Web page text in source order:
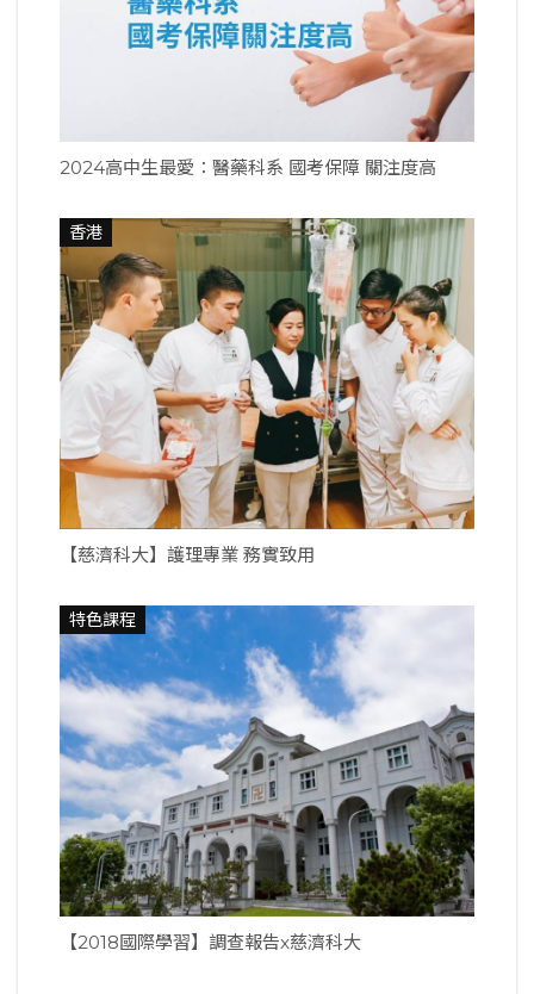
2024高中生最愛：醫藥科系 國考保障 關注度高
香港
【慈濟科大】護理專業 務實致用
特色課程
【2018國際學習】調查報告x慈濟科大